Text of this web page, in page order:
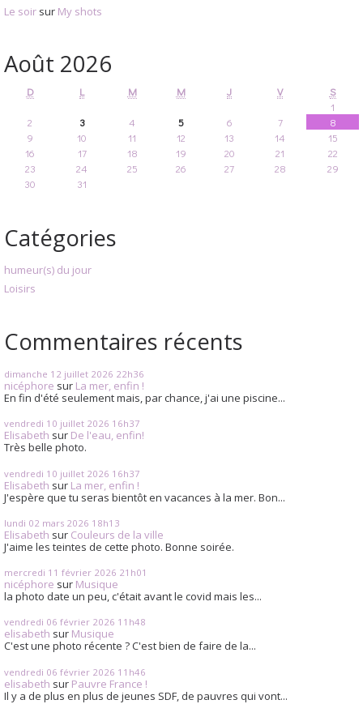
Le soir sur My shots
Août 2026
D L M M J V
S
1
2
3 4 5 6 7
8
9
10 11 12 13 14
15
16
17 18 19 20 21
22
23
24 25 26 27 28
29
30
31
Catégories
humeur(s) du jour
Loisirs
Commentaires récents
dimanche 12 juillet 2026 22h36
nicéphore sur La mer, enfin !
En fin d'été seulement mais, par chance, j'ai une piscine...
vendredi 10 juillet 2026 16h37
Elisabeth sur De l'eau, enfin!
Très belle photo.
vendredi 10 juillet 2026 16h37
Elisabeth sur La mer, enfin !
J'espère que tu seras bientôt en vacances à la mer. Bon...
lundi 02 mars 2026 18h13
Elisabeth sur Couleurs de la ville
J'aime les teintes de cette photo. Bonne soirée.
mercredi 11 février 2026 21h01
nicéphore sur Musique
la photo date un peu, c'était avant le covid mais les...
vendredi 06 février 2026 11h48
elisabeth sur Musique
C'est une photo récente ? C'est bien de faire de la...
vendredi 06 février 2026 11h46
elisabeth sur Pauvre France !
Il y a de plus en plus de jeunes SDF, de pauvres qui vont...